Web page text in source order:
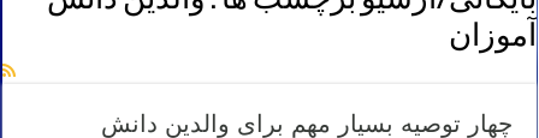
آموزان
چهار توصیه بسیار مهم برای والدین دانش